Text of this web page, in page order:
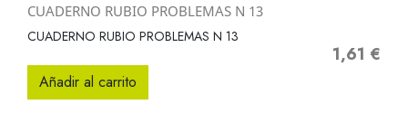
CUADERNO RUBIO PROBLEMAS N 13
CUADERNO RUBIO PROBLEMAS N 13
Precio
1,61 €
Añadir al carrito